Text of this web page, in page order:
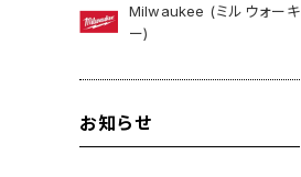
Milwaukee (ミルウォーキ
ー)
お知らせ